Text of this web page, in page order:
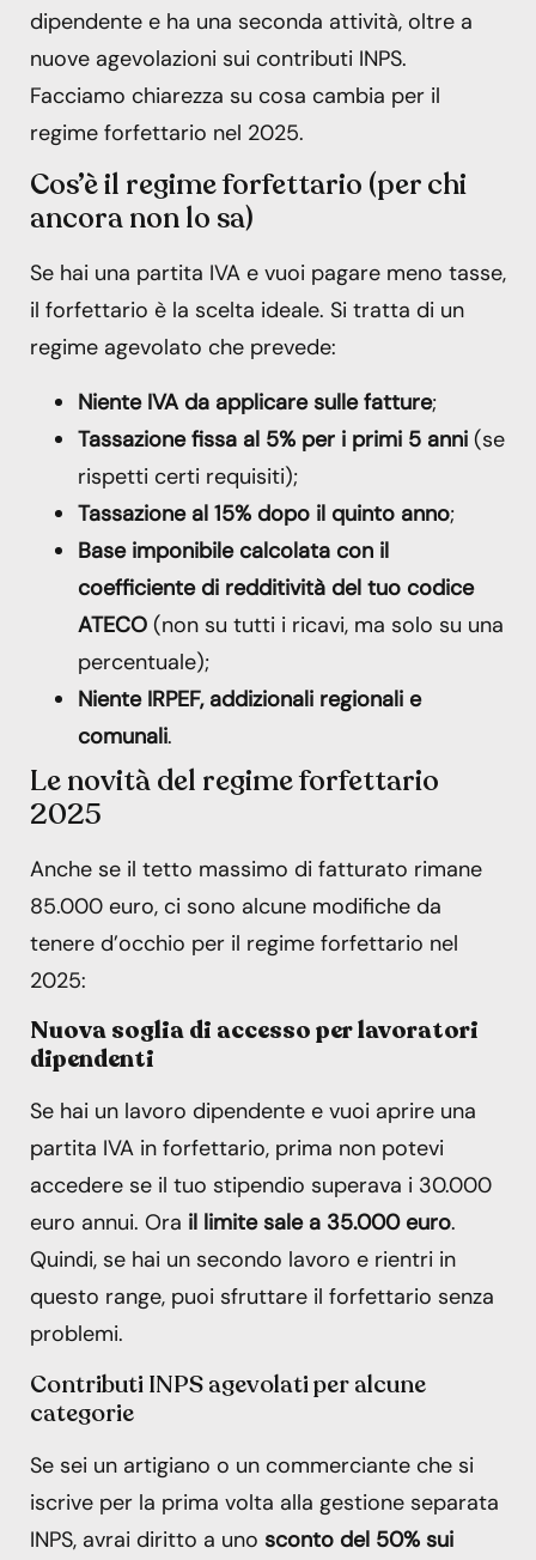
dipendente e ha una seconda attività, oltre a
nuove agevolazioni sui contributi INPS.
Facciamo chiarezza su cosa cambia per il
regime forfettario nel 2025.
Cos’è il regime forfettario (per chi
ancora non lo sa)
Se hai una partita IVA e vuoi pagare meno tasse,
il forfettario è la scelta ideale. Si tratta di un
regime agevolato che prevede:
Niente IVA da applicare sulle fatture;
Tassazione fissa al 5% per i primi 5 anni (se
rispetti certi requisiti);
Tassazione al 15% dopo il quinto anno;
Base imponibile calcolata con il
coefficiente di redditività del tuo codice
ATECO (non su tutti i ricavi, ma solo su una
percentuale);
Niente IRPEF, addizionali regionali e
comunali.
Le novità del regime forfettario
2025
Anche se il tetto massimo di fatturato rimane
85.000 euro, ci sono alcune modifiche da
tenere d’occhio per il regime forfettario nel
2025:
Nuova soglia di accesso per lavoratori
dipendenti
Se hai un lavoro dipendente e vuoi aprire una
partita IVA in forfettario, prima non potevi
accedere se il tuo stipendio superava i 30.000
euro annui. Ora il limite sale a 35.000 euro.
Quindi, se hai un secondo lavoro e rientri in
questo range, puoi sfruttare il forfettario senza
problemi.
Contributi INPS agevolati per alcune
categorie
Se sei un artigiano o un commerciante che si
iscrive per la prima volta alla gestione separata
INPS, avrai diritto a uno sconto del 50% sui